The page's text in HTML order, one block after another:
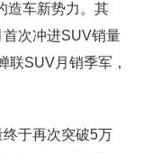
车新势力。其
次冲进SUV销量
联SUV月销季军，
于再次突破5万